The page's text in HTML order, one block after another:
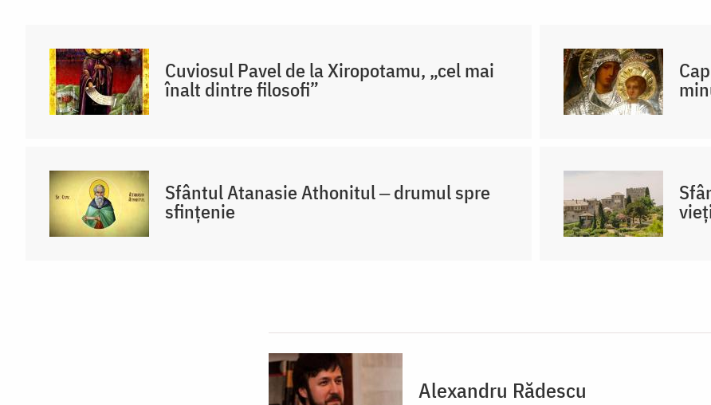
Cuviosul Pavel de la Xiropotamu, „cel mai
înalt dintre filosofi”
Sfântul Atanasie Athonitul ‒ drumul spre
sfințenie
Alexandru Rădescu